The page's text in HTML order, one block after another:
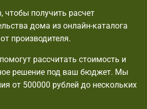
чтобы получить расчет
дома из онлайн-каталога
производителя.
рассчитать стоимость и
решение под ваш бюджет. Мы
от 500000 рублей до нескольких